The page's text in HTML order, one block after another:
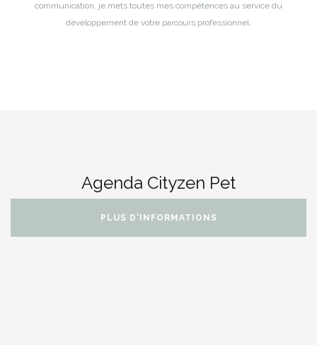
communication, je mets toutes mes compétences au service du
développement de votre parcours professionnel.
Agenda Cityzen Pet
PLUS D'INFORMATIONS